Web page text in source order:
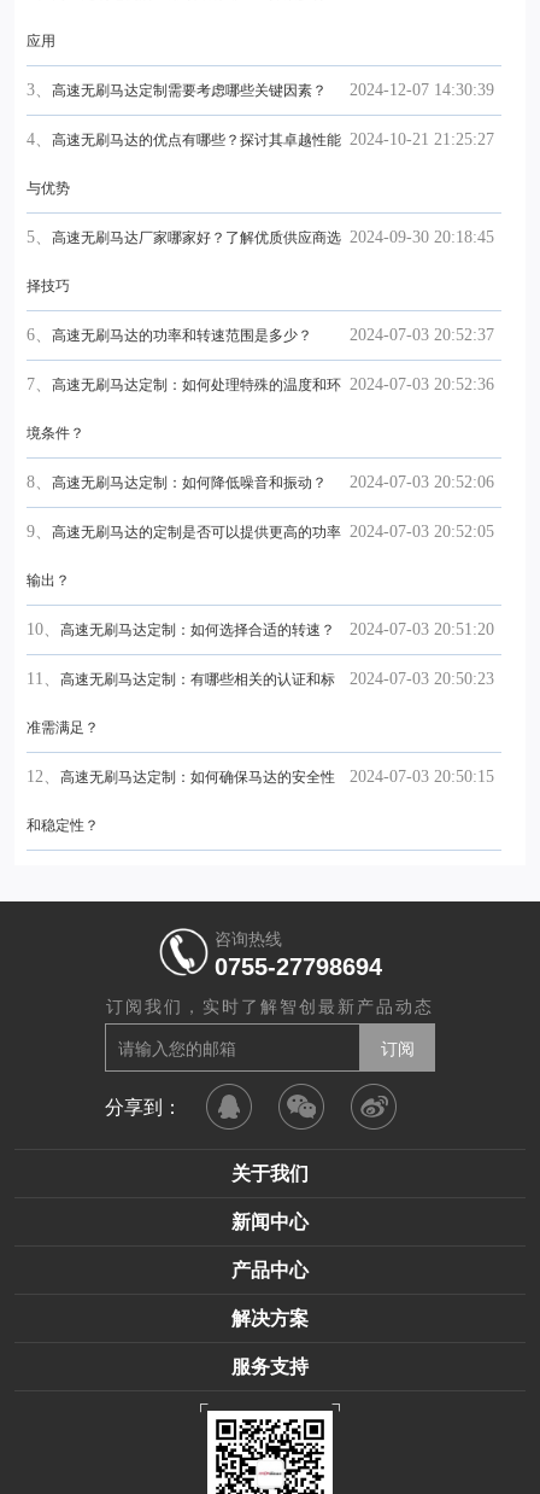
应用
2024-12-07 14:30:39
3、 高速无刷马达定制需要考虑哪些关键因素？
2024-10-21 21:25:27
4、 高速无刷马达的优点有哪些？探讨其卓越性能
与优势
2024-09-30 20:18:45
5、 高速无刷马达厂家哪家好？了解优质供应商选
择技巧
2024-07-03 20:52:37
6、 高速无刷马达的功率和转速范围是多少？
2024-07-03 20:52:36
7、 高速无刷马达定制：如何处理特殊的温度和环
境条件？
2024-07-03 20:52:06
8、 高速无刷马达定制：如何降低噪音和振动？
2024-07-03 20:52:05
9、 高速无刷马达的定制是否可以提供更高的功率
输出？
2024-07-03 20:51:20
10、 高速无刷马达定制：如何选择合适的转速？
2024-07-03 20:50:23
11、 高速无刷马达定制：有哪些相关的认证和标
准需满足？
2024-07-03 20:50:15
12、 高速无刷马达定制：如何确保马达的安全性
和稳定性？
咨询热线
0755-27798694
订阅我们，实时了解智创最新产品动态
分享到：
关于我们
新闻中心
产品中心
解决方案
服务支持